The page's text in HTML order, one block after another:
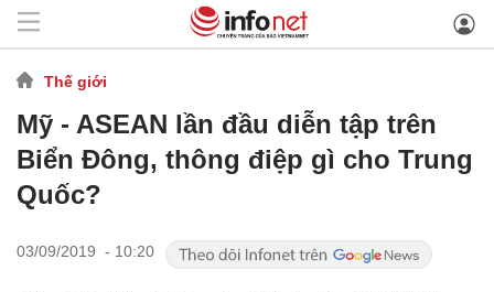
Thế giới
Mỹ - ASEAN lần đầu diễn tập trên
Biển Đông, thông điệp gì cho Trung
Quốc?
03/09/2019 - 10:20